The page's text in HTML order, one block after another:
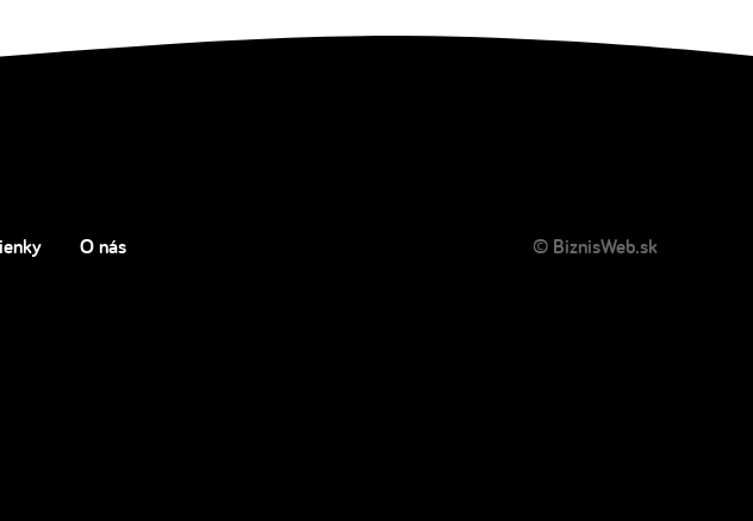
O nás © BiznisWeb.sk